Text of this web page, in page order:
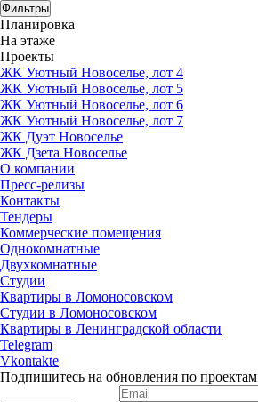
Фильтры
Планировка
На этаже
Проекты
ЖК Уютный Новоселье, лот 4
ЖК Уютный Новоселье, лот 5
ЖК Уютный Новоселье, лот 6
ЖК Уютный Новоселье, лот 7
ЖК Дуэт Новоселье
ЖК Дзета Новоселье
О компании
Пресс-релизы
Контакты
Тендеры
Коммерческие помещения
Однокомнатные
Двухкомнатные
Студии
Квартиры в Ломоносовском
Студии в Ломоносовском
Квартиры в Ленинградской области
Telegram
Vkontakte
Подпишитесь на обновления по проектам